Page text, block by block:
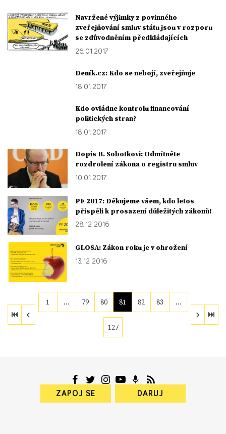
Navržené výjimky z povinného
zveřejňování smluv státu jsou v rozporu
se zdůvodněním předkládajících
26. 01. 2017
Deník.cz: Kdo se nebojí, zveřejňuje
18. 01. 2017
Kdo ovládne kontrolu financování
politických stran?
18. 01. 2017
Dopis B. Sobotkovi: Odmítněte
rozdrolení zákona o registru smluv
10. 01. 2017
PF 2017: Děkujeme všem, kdo letos
přispěli k prosazení důležitých zákonů!
28. 12. 2016
GLOSA: Zákon roku je v ohrožení
13. 12. 2016
1 … 79 80 81 82 83 …
127
ZAPOJ SE DARUJ